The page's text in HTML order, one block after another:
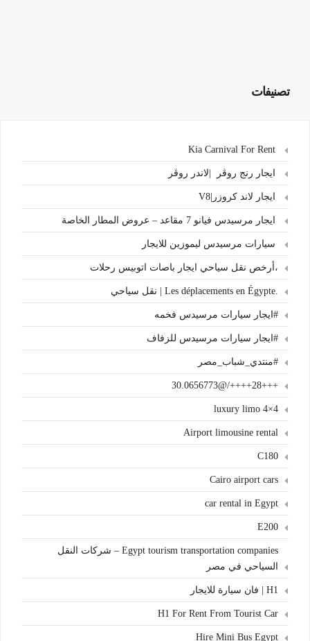
تصنيفات
ايجار رنج روڤر |لاندر روڤر
ايجار لاند كروزر|V8
ايجار مرسيدس فيانو 7 مقاعد – عروض المطار الخاصة
سيارات مرسيدس ليموزين للايجار
،أرخص نقل سياحي ايجار باصات اتوبيس رحلات
.Les déplacements en Égypte | نقل سياحي
#ايجار سيارات مرسيدس فخمه
#ايجار سيارات مرسيدس للزفاف
#منتدي_شباب_مصر
+++28++++/@30.0656773
4×4 luxury limo
Airport limousine rental
C180
Cairo airport cars
car rental in Egypt
E200
Egypt tourism transportation companies – شركات النقل
السياحي في مصر
H1 | فان سيارة للايجار
H1 For Rent From Tourist Car
Hire Mini Bus Egypt